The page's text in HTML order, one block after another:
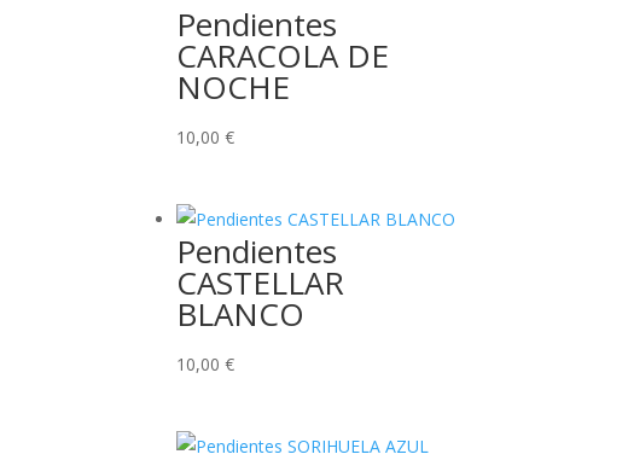
Pendientes
CARACOLA DE
NOCHE
10,00 €
Pendientes
CASTELLAR
BLANCO
10,00 €